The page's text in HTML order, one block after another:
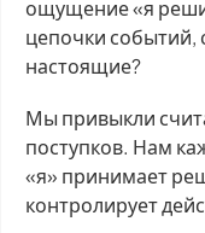
ощущение «я
цепочки
настоящие?
Мы привыкли
поступков. Нам
«я» принимает
контролирует